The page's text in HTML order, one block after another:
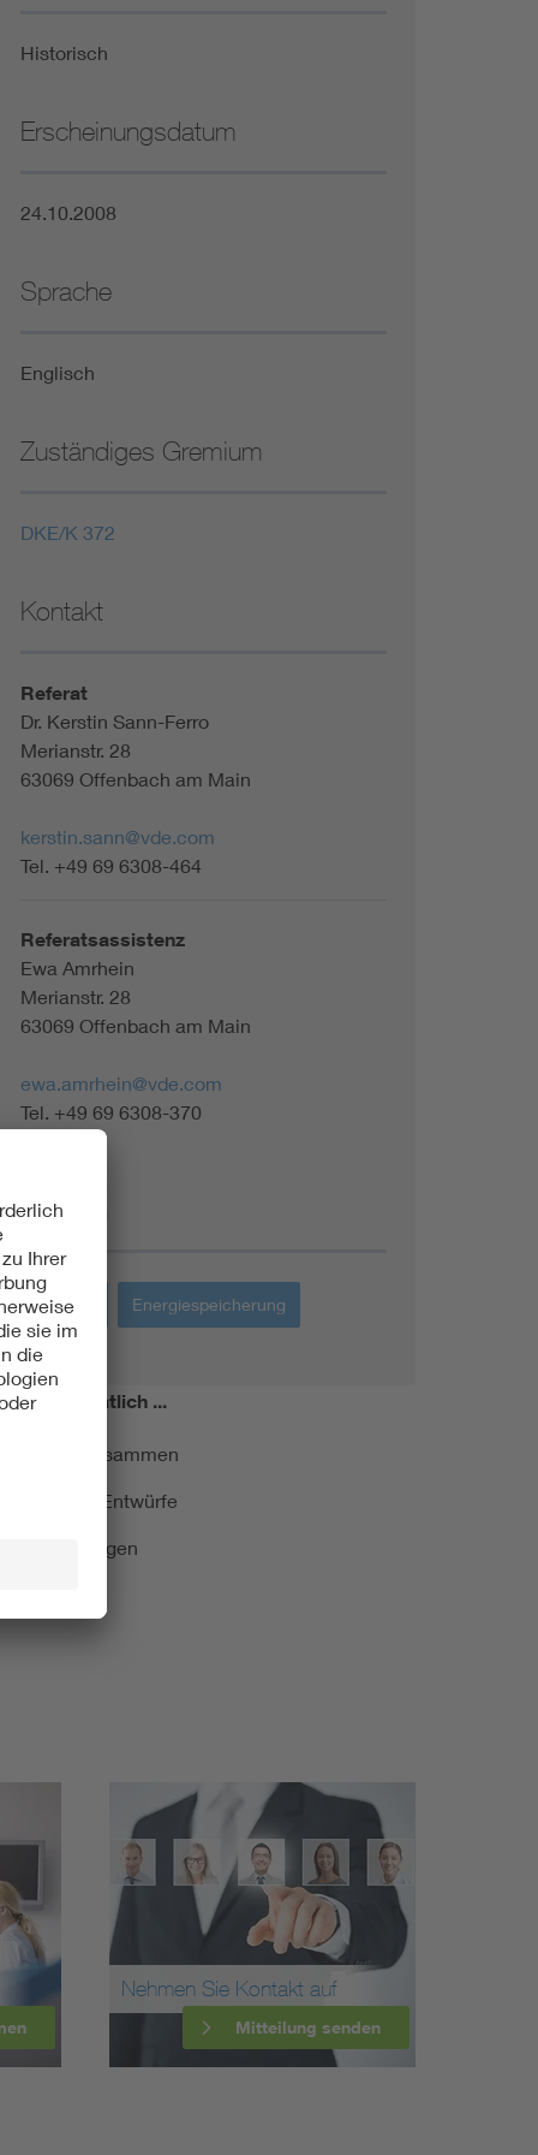
Historisch
Erscheinungsdatum
24.10.2008
Sprache
Englisch
Zuständiges Gremium
DKE/K 372
Kontakt
Referat
Dr. Kerstin Sann-Ferro
Merianstr. 28
63069 Offenbach am Main
kerstin.sann@vde.com
Tel. +49 69 6308-464
Referatsassistenz
Ewa Amrhein
Merianstr. 28
63069 Offenbach am Main
ewa.amrhein@vde.com
Tel. +49 69 6308-370
Themen
Energie Energiespeicherung
Monatlich ...
kurz zusammen
und Entwürfe
Nehmen Sie Kontakt auf
Mitteilung senden